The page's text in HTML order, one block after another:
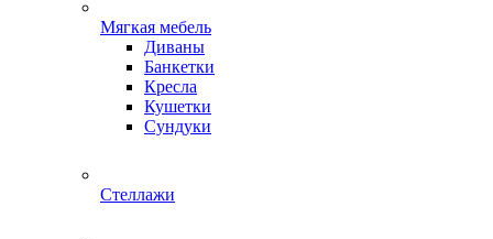
Мягкая мебель
Диваны
Банкетки
Кресла
Кушетки
Сундуки
Стеллажи